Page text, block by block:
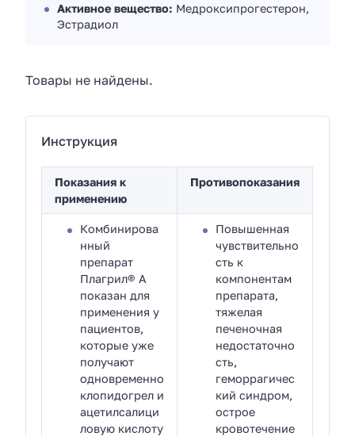
Активное вещество: Медроксипрогестерон,
Эстрадиол
Товары не найдены.
Инструкция
Показания к
применению
Противопоказания
Комбинирова
нный
препарат
Плагрил® А
показан для
применения у
пациентов,
которые уже
получают
одновременно
клопидогрел и
ацетилсалици
ловую кислоту
Повышенная
чувствительно
сть к
компонентам
препарата,
тяжелая
печеночная
недостаточно
сть,
геморрагичес
кий синдром,
острое
кровотечение